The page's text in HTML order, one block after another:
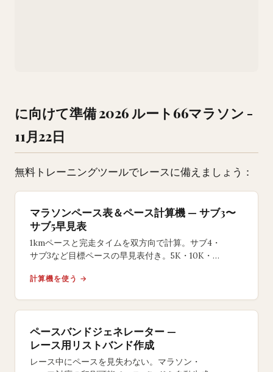
に向けて準備 2026 ルート66マラソン -
11月22日
無料トレーニングツールでレースに備えましょう：
マラソンペース表＆ペース計算機 — サブ3〜
サブ5早見表
1kmペースと完走タイムを双方向で計算。サブ4・
サブ3など目標ペースの早見表付き。5K・10K・
計算機を使う →
ペースバンドジェネレーター —
レース用リストバンド作成
レース中にペースを見失わない。マラソン・